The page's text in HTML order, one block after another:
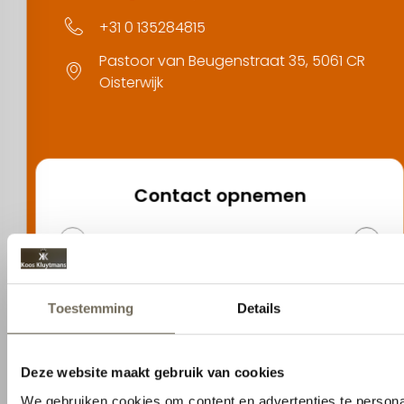
Aanpassen
+31 0 135284815
Pastoor van Beugenstraat 35, 5061 CR
Oisterwijk
Naam
Selecteer
Stel uw vraag (optioneel)